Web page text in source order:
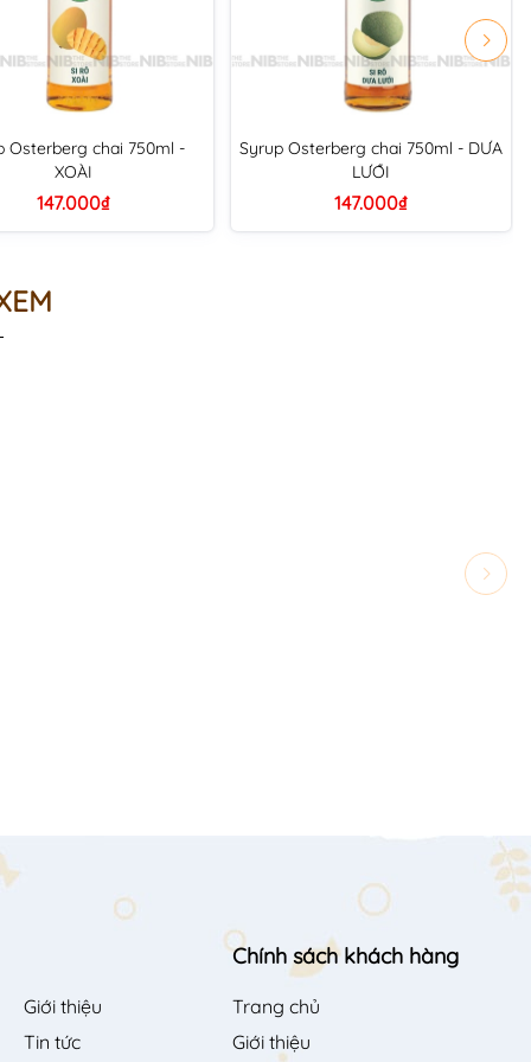
Osterberg chai 750ml -
XOÀI
147.000₫
Syrup Osterberg chai 750ml - DƯA
LƯỚI
147.000₫
Giới thiệu
Tin tức
Chính sách khách hàng
Trang chủ
Giới thiệu